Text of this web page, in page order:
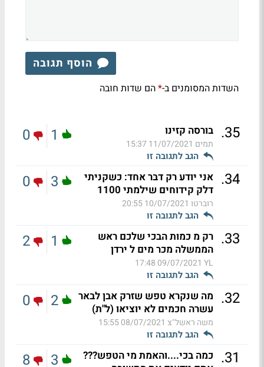
הוסף תגובה
השדות המסומנים ב-*הם שדות חובה
35
. בורסה קזינו
תמים 11/07/2021 15:37
הגב לתגובה זו
1
0
34
. אני יודע רק דבר אחד: כשקניתי
דלק קידוחים שילמתי 1100
רוברטו 10/07/2021 20:55
הגב לתגובה זו
3
0
33
.
רק מ כמות הבכי שלכם ראש
הממשלה מכר מים ל ירדן
YL
09/07/2021 17:48
הגב לתגובה זו
1
2
32
. מה שנקרא טפש שזרק אבן לבאר
עשרה חכמים לא יוציאו (ל"ת)
משה ראשל"צ 08/07/2021 15:55
הגב לתגובה זו
2
0
31
. כמה בכי....והאמת מי הטפש???
3
8